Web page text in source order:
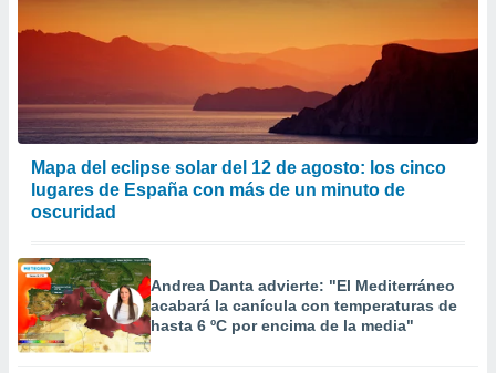
Mapa del eclipse solar del 12 de agosto: los cinco
lugares de España con más de un minuto de
oscuridad
Andrea Danta advierte: "El Mediterráneo
acabará la canícula con temperaturas de
hasta 6 ºC por encima de la media"